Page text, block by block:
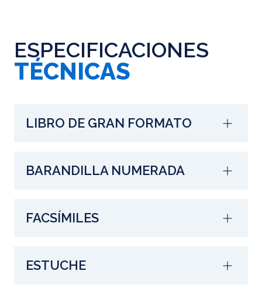
ESPECIFICACIONES
TÉCNICAS
LIBRO DE GRAN FORMATO
BARANDILLA NUMERADA
FACSÍMILES
ESTUCHE